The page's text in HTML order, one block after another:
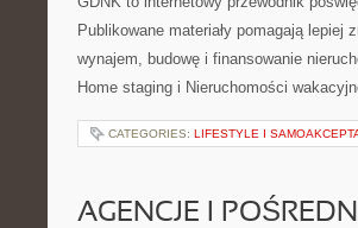
Publikowane materiały pomagają
wynajem, budowę i finansowanie
Home staging i Nieruchomości
CATEGORIES: LIFESTYLE I
AGENCJE I